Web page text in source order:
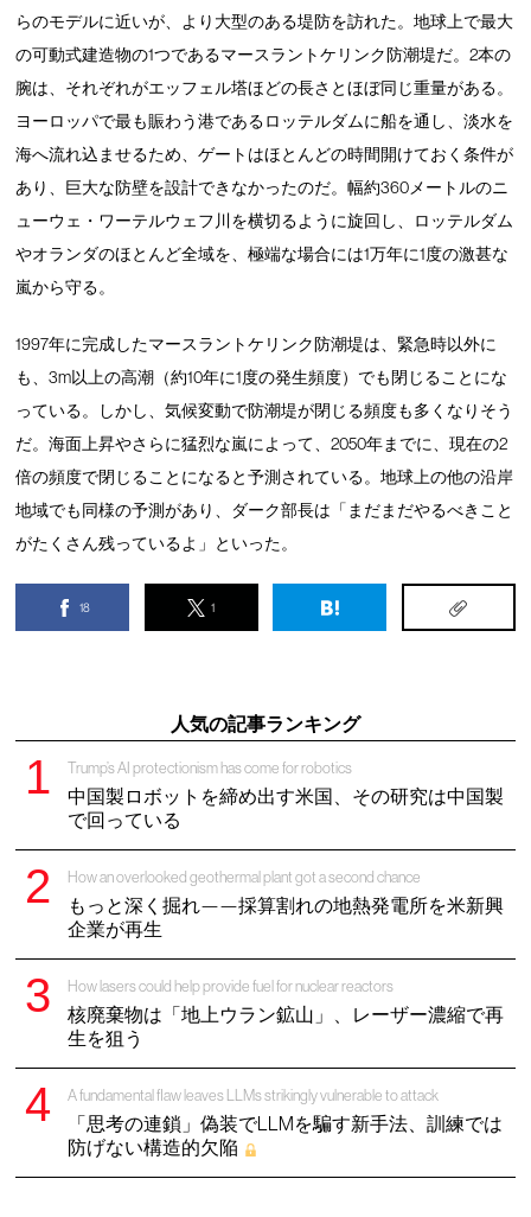
らのモデルに近いが、より大型のある堤防を訪れた。地球上で最大
の可動式建造物の1つであるマースラントケリンク防潮堤だ。2本の
腕は、それぞれがエッフェル塔ほどの長さとほぼ同じ重量がある。
ヨーロッパで最も賑わう港であるロッテルダムに船を通し、淡水を
海へ流れ込ませるため、ゲートはほとんどの時間開けておく条件が
あり、巨大な防壁を設計できなかったのだ。幅約360メートルのニ
ューウェ・ワーテルウェフ川を横切るように旋回し、ロッテルダム
やオランダのほとんど全域を、極端な場合には1万年に1度の激甚な
嵐から守る。
1997年に完成したマースラントケリンク防潮堤は、緊急時以外に
も、3m以上の高潮（約10年に1度の発生頻度）でも閉じることにな
っている。しかし、気候変動で防潮堤が閉じる頻度も多くなりそう
だ。海面上昇やさらに猛烈な嵐によって、2050年までに、現在の2
倍の頻度で閉じることになると予測されている。地球上の他の沿岸
地域でも同様の予測があり、ダーク部長は「まだまだやるべきこと
がたくさん残っているよ」といった。
18 1
人気の記事ランキング
Trump’s AI protectionism has come for robotics
中国製ロボットを締め出す米国、その研究は中国製
で回っている
How an overlooked geothermal plant got a second chance
もっと深く掘れ——採算割れの地熱発電所を米新興
企業が再生
How lasers could help provide fuel for nuclear reactors
核廃棄物は「地上ウラン鉱山」、レーザー濃縮で再
生を狙う
A fundamental flaw leaves LLMs strikingly vulnerable to attack
「思考の連鎖」偽装でLLMを騙す新手法、訓練では
防げない構造的欠陥